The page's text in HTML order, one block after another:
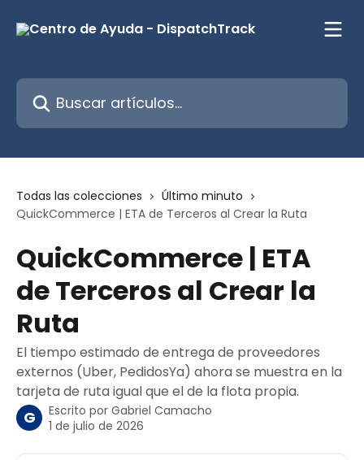
Buscar artículos...
Todas las colecciones
Último minuto
QuickCommerce | ETA de Terceros al Crear la Ruta
QuickCommerce | ETA
de Terceros al Crear la
Ruta
El tiempo estimado de entrega de proveedores
externos (Uber, PedidosYa) ahora se muestra en la
tarjeta de ruta igual que el de la flota propia.
G Escrito por Gabriel Camacho
1 de julio de 2026